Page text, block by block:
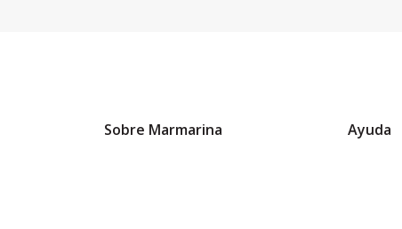
Sobre Marmarina Ayuda